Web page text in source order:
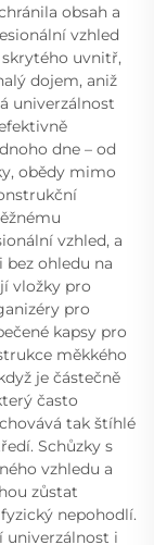
obsah a
vzhled
uvnitř,
dojem, aniž
univerzálnost
dne – od
obědy mimo
vzhled, a
ohledu na
vložky pro
pro
kapsy pro
měkkého
je částečně
často
tak štíhlé
Schůzky s
vzhledu a
zůstat
nepohodlí.
univerzálnost i